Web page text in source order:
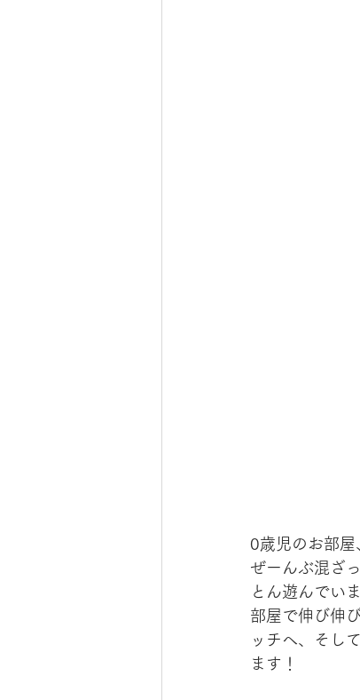
0歳児のお部屋
ぜーんぶ混ざ
とん遊んでい
部屋で伸び伸
ッチへ、そし
ます！